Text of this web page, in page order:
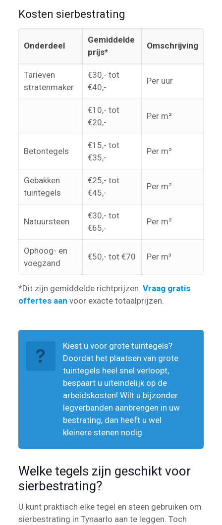
Kosten sierbestrating
Onderdeel
Gemiddelde
prijs*
Omschrijving
Tarieven
stratenmaker
€30,- tot
€40,-
Per uur
€10,- tot
€20,-
Per m²
Betontegels
€15,- tot
€35,-
Per m²
Gebakken
tuintegels
€25,- tot
€45,-
Per m²
Natuursteen
€30,- tot
€65,-
Per m²
Ophoog- en
voegzand
€50,- tot €70 Per m³
*Dit zijn gemiddelde richtprijzen. Vraag gratis
offertes aan voor exacte totaalprijzen.
Kiest u voor grote tuintegels?
Doordat het plaatsen van grote
tuintegels heel snel verloopt,
bespaart u uiteindelijk op de
arbeidskosten! Wilt u bijzonder
legverbanden aanbrengen in uw
bestrating, dan heeft u wel
kleinere stenen nodig.
Welke tegels zijn geschikt voor
sierbestrating?
U kunt praktisch elke tegel en steen gebruiken om
sierbestrating in Tynaarlo aan te leggen. Toch